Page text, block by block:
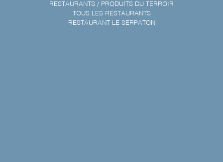
RESTAURANTS / PRODUITS DU TERROIR
TOUS LES RESTAURANTS
RESTAURANT LE SERPATON